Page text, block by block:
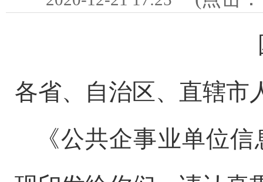
各省、自治区、直辖市
《公共企事业单位